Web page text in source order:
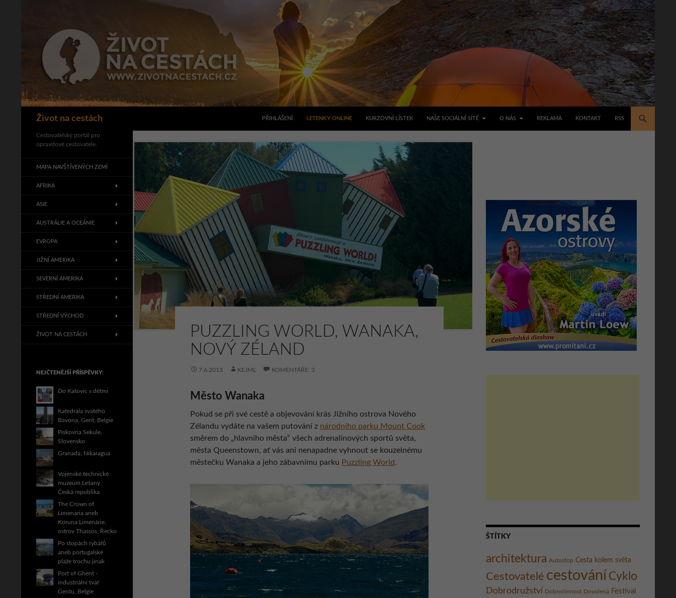
Život na cestách
Hledat
PŘIHLÁŠENÍ LETENKY ONLINE KURZOVNÍ LÍSTEK NAŠE SOCIÁLNÍ SÍTĚ O NÁS REKLAMA KONTAKT RSS
PUZZLING WORLD, WANAKA,
NOVÝ ZÉLAND
7.6.2013 KEJML KOMENTÁŘE: 3
Město Wanaka
Pokud se při své cestě a objevování krás Jižního ostrova Nového
Zélandu vydáte na vašem putování z národního parku Mount Cook
směrem do „hlavního města“ všech adrenalinových sportů světa,
města Queenstown, ať vás ani nenapadne vyhnout se kouzelnému
městečku Wanaka a jeho zábavnímu parku Puzzling World.
ŠTÍTKY
architektura Autostop Cesta kolem světa
Cestovatelé cestování Cyklo
Dobrodružství Dobročinnost Dovolená Festival
Cestovatelský portál pro
opravdové cestovatele.
MAPA NAVŠTÍVENÝCH ZEMÍ
AFRIKA
ASIE
AUSTRÁLIE A OCEÁNIE
EVROPA
JIŽNÍ AMERIKA
SEVERNÍ AMERIKA
STŘEDNÍ AMERIKA
STŘEDNÍ VÝCHOD
ŽIVOT NA CESTÁCH
NEJČTENĚJŠÍ PŘÍSPĚVKY:
Do Katovic s dětmi
Katedrála svatého
Bavona, Gent, Belgie
Pískovna Sekule,
Slovensko
Granada, Nikaragua
Vojenské technické
muzeum Lešany,
Česká republika
The Crown of
Limenaria aneb
Koruna Limenárie,
ostrov Thassos, Řecko
Po stopách rybářů
aneb portugalské
pláže trochu jinak
Port of Ghent -
industriální tvář
Gentu, Belgie